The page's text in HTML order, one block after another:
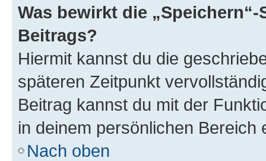
Was bewirkt die
Beitrags?
Hiermit kannst du die
späteren Zeitpunkt
Beitrag kannst du mit der
in deinem persönlichen Bereich
Nach oben